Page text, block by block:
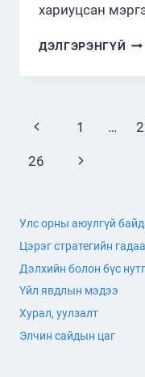
хариуцсан
ДЭЛГЭРЭНГҮЙ
Page
navigation
Previous
Page
1 …
26
Next
Улс орны аюулгүй
Цэрэг стратегийн
Дэлхийн болон бүс
Үйл явдлын мэдээ
Хурал, уулзалт
Элчин сайдын цаг